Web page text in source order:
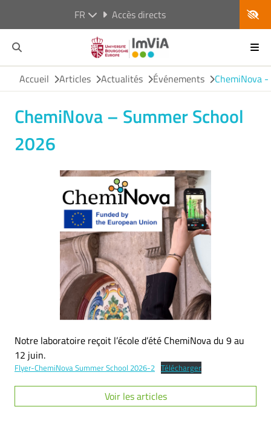
FR Accès directs
Accueil Articles Actualités Événements ChemiNova
ChemiNova – Summer School
2026
Notre laboratoire reçoit l’école d’été ChemiNova du 9 au
12 juin.
Flyer-ChemiNova Summer School 2026-2 Télécharger
Voir les articles